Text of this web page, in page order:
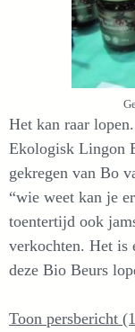
Het kan raar
Ekologisk Lingon
gekregen van Bo
“wie weet kan je
toentertijd ook
verkochten. Het is
deze Bio Beurs
Toon persbericht